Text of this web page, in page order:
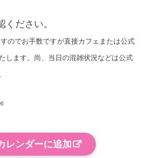
ださい。
のでお手数ですが直接カフェまたは公式
します。尚、当日の混雑状況などは公式
レンダーに追加